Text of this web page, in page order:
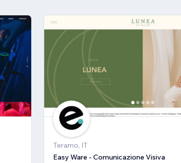
Teramo, IT
Easy Ware - Comunicazione Visiva